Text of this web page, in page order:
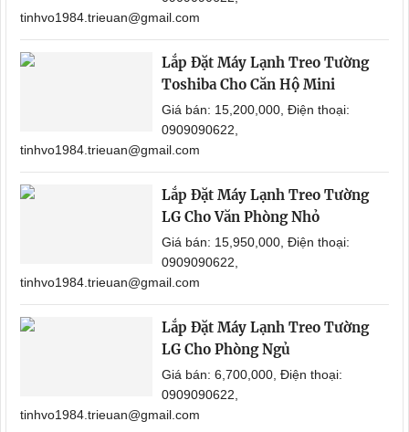
tinhvo1984.trieuan@gmail.com
Lắp Đặt Máy Lạnh Treo Tường
Toshiba Cho Căn Hộ Mini
Giá bán: 15,200,000, Điện thoại:
0909090622,
tinhvo1984.trieuan@gmail.com
Lắp Đặt Máy Lạnh Treo Tường
LG Cho Văn Phòng Nhỏ
Giá bán: 15,950,000, Điện thoại:
0909090622,
tinhvo1984.trieuan@gmail.com
Lắp Đặt Máy Lạnh Treo Tường
LG Cho Phòng Ngủ
Giá bán: 6,700,000, Điện thoại:
0909090622,
tinhvo1984.trieuan@gmail.com